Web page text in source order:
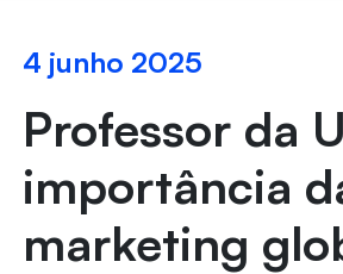
4 junho 2025
Professor da
importância
marketing